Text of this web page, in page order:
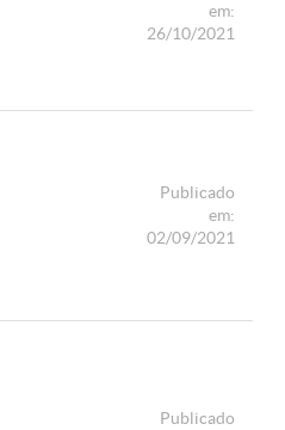
em:
26/10/2021
Publicado
em:
02/09/2021
Publicado